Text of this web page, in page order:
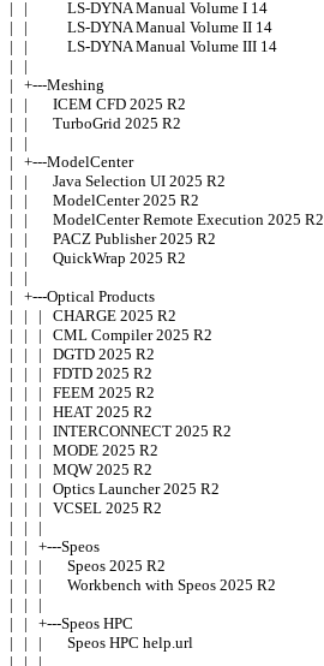
|   |           LS-DYNA Manual Volume I 14
|   |           LS-DYNA Manual Volume II 14
|   |           LS-DYNA Manual Volume III 14
|   |
|   +---Meshing
|   |       ICEM CFD 2025 R2
|   |       TurboGrid 2025 R2
|   |
|   +---ModelCenter
|   |       Java Selection UI 2025 R2
|   |       ModelCenter 2025 R2
|   |       ModelCenter Remote Execution 2025 R2
|   |       PACZ Publisher 2025 R2
|   |       QuickWrap 2025 R2
|   |
|   +---Optical Products
|   |   |   CHARGE 2025 R2
|   |   |   CML Compiler 2025 R2
|   |   |   DGTD 2025 R2
|   |   |   FDTD 2025 R2
|   |   |   FEEM 2025 R2
|   |   |   HEAT 2025 R2
|   |   |   INTERCONNECT 2025 R2
|   |   |   MODE 2025 R2
|   |   |   MQW 2025 R2
|   |   |   Optics Launcher 2025 R2
|   |   |   VCSEL 2025 R2
|   |   |
|   |   +---Speos
|   |   |       Speos 2025 R2
|   |   |       Workbench with Speos 2025 R2
|   |   |
|   |   +---Speos HPC
|   |   |       Speos HPC help.url
|   |   |